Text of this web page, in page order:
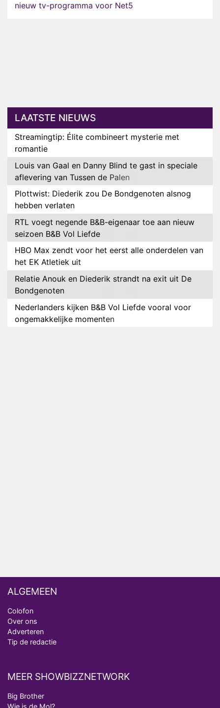
nieuw tv-programma voor Net5
LAATSTE NIEUWS
Streamingtip: Élite combineert mysterie met
romantie
Louis van Gaal en Danny Blind te gast in speciale
aflevering van Tussen de Palen
Plottwist: Diederik zou De Bondgenoten alsnog
hebben verlaten
RTL voegt negende B&B-eigenaar toe aan nieuw
seizoen B&B Vol Liefde
HBO Max zendt voor het eerst alle onderdelen van
het EK Atletiek uit
Relatie Anouk en Diederik strandt na exit uit De
Bondgenoten
Nederlanders kijken B&B Vol Liefde vooral voor
ongemakkelijke momenten
ALGEMEEN
Colofon
Over ons
Adverteren
Tip de redactie
MEER SHOWBIZZNETWORK
Big Brother